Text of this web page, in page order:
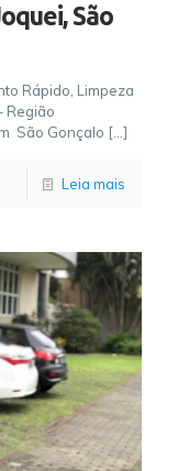
São
Rápido, Limpeza
Região
São Gonçalo […]
Leia mais